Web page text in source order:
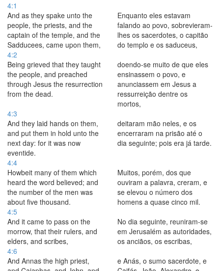
4:1
And as they spake unto the
people, the priests, and the
captain of the temple, and the
Sadducees, came upon them,
Enquanto eles estavam
falando ao povo, sobrevieram-
lhes os sacerdotes, o capitão
do templo e os saduceus,
4:2
Being grieved that they taught
the people, and preached
through Jesus the resurrection
from the dead.
doendo-se muito de que eles
ensinassem o povo, e
anunciassem em Jesus a
ressurreição dentre os
mortos,
4:3
And they laid hands on them,
and put them in hold unto the
next day: for it was now
eventide.
deitaram mão neles, e os
encerraram na prisão até o
dia seguinte; pois era já tarde.
4:4
Howbeit many of them which
heard the word believed; and
the number of the men was
about five thousand.
Muitos, porém, dos que
ouviram a palavra, creram, e
se elevou o número dos
homens a quase cinco mil.
4:5
And it came to pass on the
morrow, that their rulers, and
elders, and scribes,
No dia seguinte, reuniram-se
em Jerusalém as autoridades,
os anciãos, os escribas,
4:6
And Annas the high priest,
e Anás, o sumo sacerdote, e